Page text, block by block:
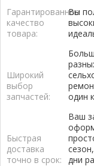
Гарантированное
качество
товара:
Вы
Широкий
выбор
запчастей:
один
Быстрая
доставка
точно в срок:
Ваш
дни